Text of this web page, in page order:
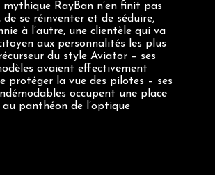
RayBan n’en finit pas
de se réinventer et de séduire,
à l’autre, une clientèle qui va
aux personnalités les plus
du style Aviator – ses
avaient effectivement
protéger la vue des pilotes – ses
occupent une place
panthéon de l’optique